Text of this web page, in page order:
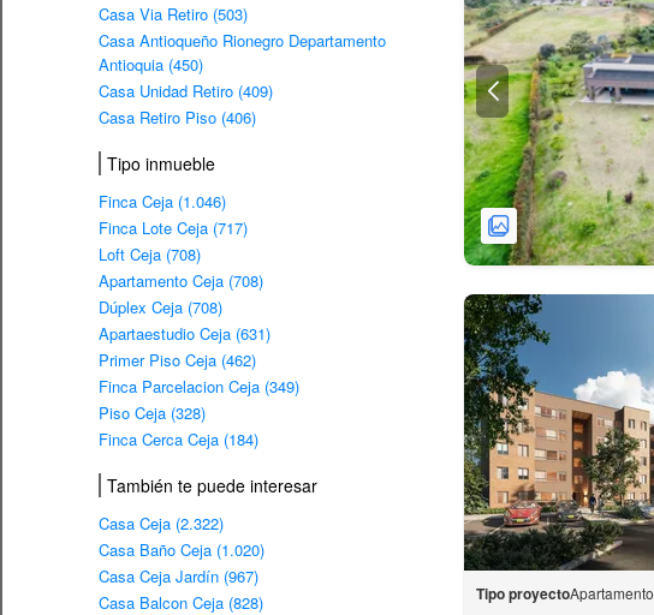
Casa Via Retiro (503)
Casa Antioqueño Rionegro Departamento
Antioquia (450)
Casa Unidad Retiro (409)
Casa Retiro Piso (406)
Tipo inmueble
Finca Ceja (1.046)
Finca Lote Ceja (717)
Loft Ceja (708)
Apartamento Ceja (708)
Dúplex Ceja (708)
Apartaestudio Ceja (631)
Primer Piso Ceja (462)
Finca Parcelacion Ceja (349)
Piso Ceja (328)
Finca Cerca Ceja (184)
También te puede interesar
Casa Ceja (2.322)
Casa Baño Ceja (1.020)
Casa Ceja Jardín (967)
Casa Balcon Ceja (828)
Tipo proyectoApartamento